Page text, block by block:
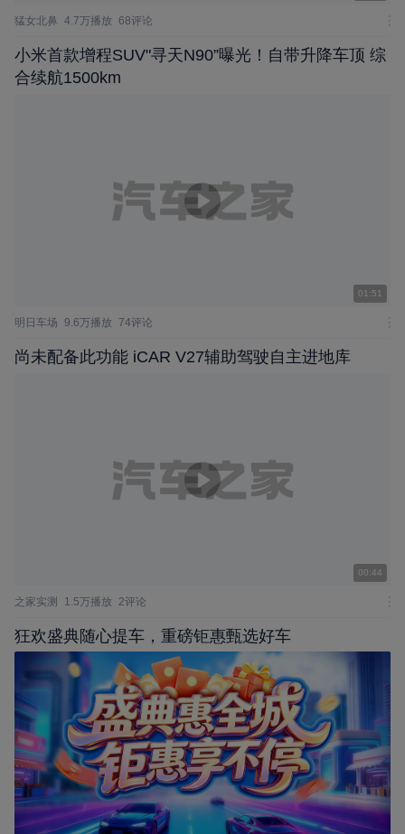
猛女北鼻 4.7万播放 68评论
小米首款增程SUV"寻天N90”曝光！自带升降车顶 综
合续航1500km
01:51
明日车场 9.6万播放 74评论
尚未配备此功能 iCAR V27辅助驾驶自主进地库
00:44
之家实测 1.5万播放 2评论
狂欢盛典随心提车，重磅钜惠甄选好车